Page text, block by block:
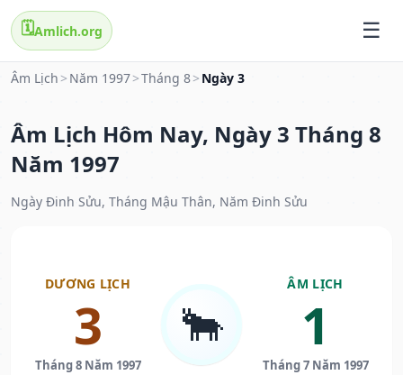
🗓️Amlich.org
Âm Lịch > Năm 1997>Tháng 8> Ngày 3
Âm Lịch Hôm Nay, Ngày 3 Tháng 8
Năm 1997
Ngày Đinh Sửu, Tháng Mậu Thân, Năm Đinh Sửu
DƯƠNG LỊCH
3
Tháng 8 Năm 1997
🐂
ÂM LỊCH
1
Tháng 7 Năm 1997